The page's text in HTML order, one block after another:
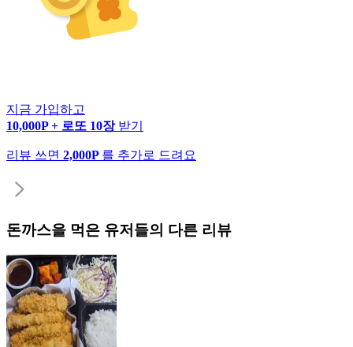
지금 가입하고
10,000P + 로또 10장 받기
리뷰 쓰면 2,000P 를 추가로 드려요
돈까스을 먹은 유저들의 다른 리뷰